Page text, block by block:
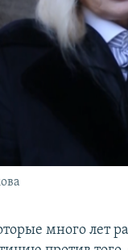
много лет